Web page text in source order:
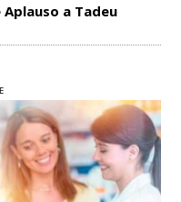
a Tadeu